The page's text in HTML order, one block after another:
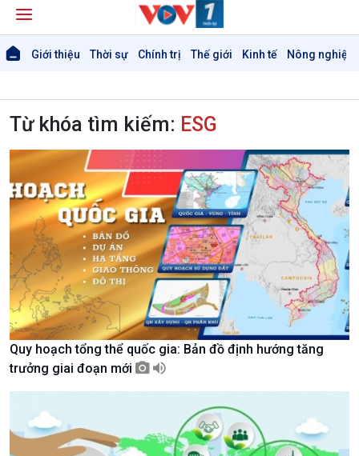
Giới thiệu Thời sự Chính trị Thế giới Kinh tế Nông nghiệp
Giới thiệu
Thời sự
Thời sự 6h
Từ khóa tìm kiếm: ESG
Quy hoạch tổng thể quốc gia: Bản đồ định hướng tăng
trưởng giai đoạn mới